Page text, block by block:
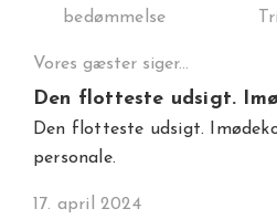
bedømmelse
Vores gæster siger...
Den flotteste udsigt.
Den flotteste udsigt.
personale.
17. april 2024